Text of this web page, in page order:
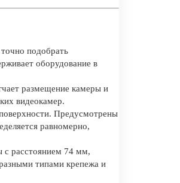
подобрать
оборудование в
размещение камеры и
видеокамер.
Предусмотрены
равномерно,
с расстоянием 74 мм,
типами крепежа и